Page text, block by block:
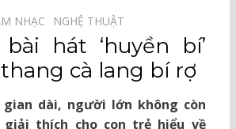
NHẠC⠀ NGHỆ THUẬT⠀
hát ‘huyền bí’
cà lang bí rợ
dài, người lớn không còn
giải thích cho con trẻ hiểu về